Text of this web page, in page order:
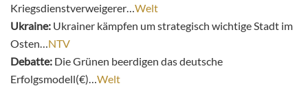
Kriegsdienstverweigerer… Welt
Ukraine: Ukrainer kämpfen um strategisch wichtige Stadt im
Osten… NTV
Debatte: Die Grünen beerdigen das deutsche
Erfolgsmodell(€)… Welt